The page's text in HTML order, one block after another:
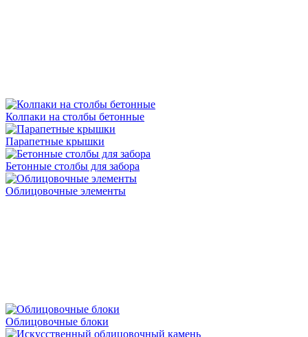
Колпаки на столбы бетонные
Парапетные крышки
Бетонные столбы для забора
Облицовочные элементы
Облицовочные блоки